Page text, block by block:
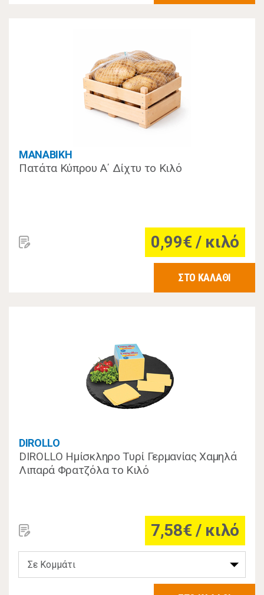
MANABIKH
Πατάτα Κύπρου Α΄ Δίχτυ το Kιλό
0,99€ / κιλό
ΣΤΟ ΚΑΛΑΘΙ
DIROLLO
DIROLLO Ημίσκληρο Τυρί Γερμανίας Χαμηλά
Λιπαρά Φρατζόλα το Κιλό
7,58€ / κιλό